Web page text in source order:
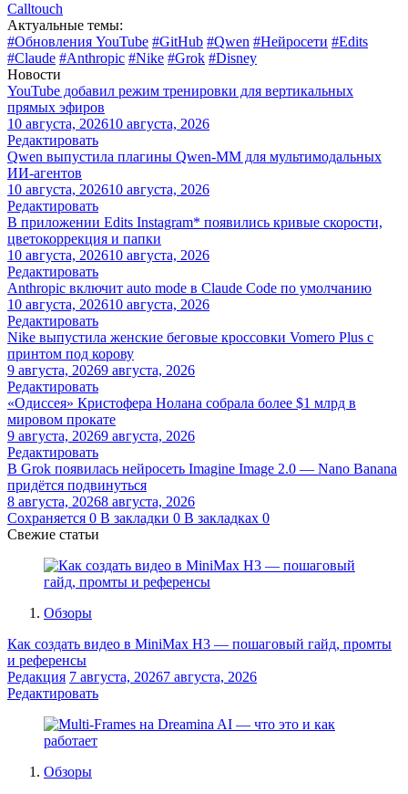
Calltouch
Актуальные темы:
#Обновления YouTube #GitHub #Qwen #Нейросети #Edits
#Claude #Anthropic #Nike #Grok #Disney
Новости
YouTube добавил режим тренировки для вертикальных
прямых эфиров
10 августа, 202610 августа, 2026
Редактировать
Qwen выпустила плагины Qwen-MM для мультимодальных
ИИ-агентов
10 августа, 202610 августа, 2026
Редактировать
В приложении Edits Instagram* появились кривые скорости,
цветокоррекция и папки
10 августа, 202610 августа, 2026
Редактировать
Anthropic включит auto mode в Claude Code по умолчанию
10 августа, 202610 августа, 2026
Редактировать
Nike выпустила женские беговые кроссовки Vomero Plus с
принтом под корову
9 августа, 20269 августа, 2026
Редактировать
«Одиссея» Кристофера Нолана собрала более $1 млрд в
мировом прокате
9 августа, 20269 августа, 2026
Редактировать
В Grok появилась нейросеть Imagine Image 2.0 — Nano Banana
придётся подвинуться
8 августа, 20268 августа, 2026
Сохраняется 0 В закладки 0 В закладках 0
Свежие статьи
Обзоры
Как создать видео в MiniMax H3 — пошаговый гайд, промты
и референсы
Редакция 7 августа, 20267 августа, 2026
Редактировать
Обзоры